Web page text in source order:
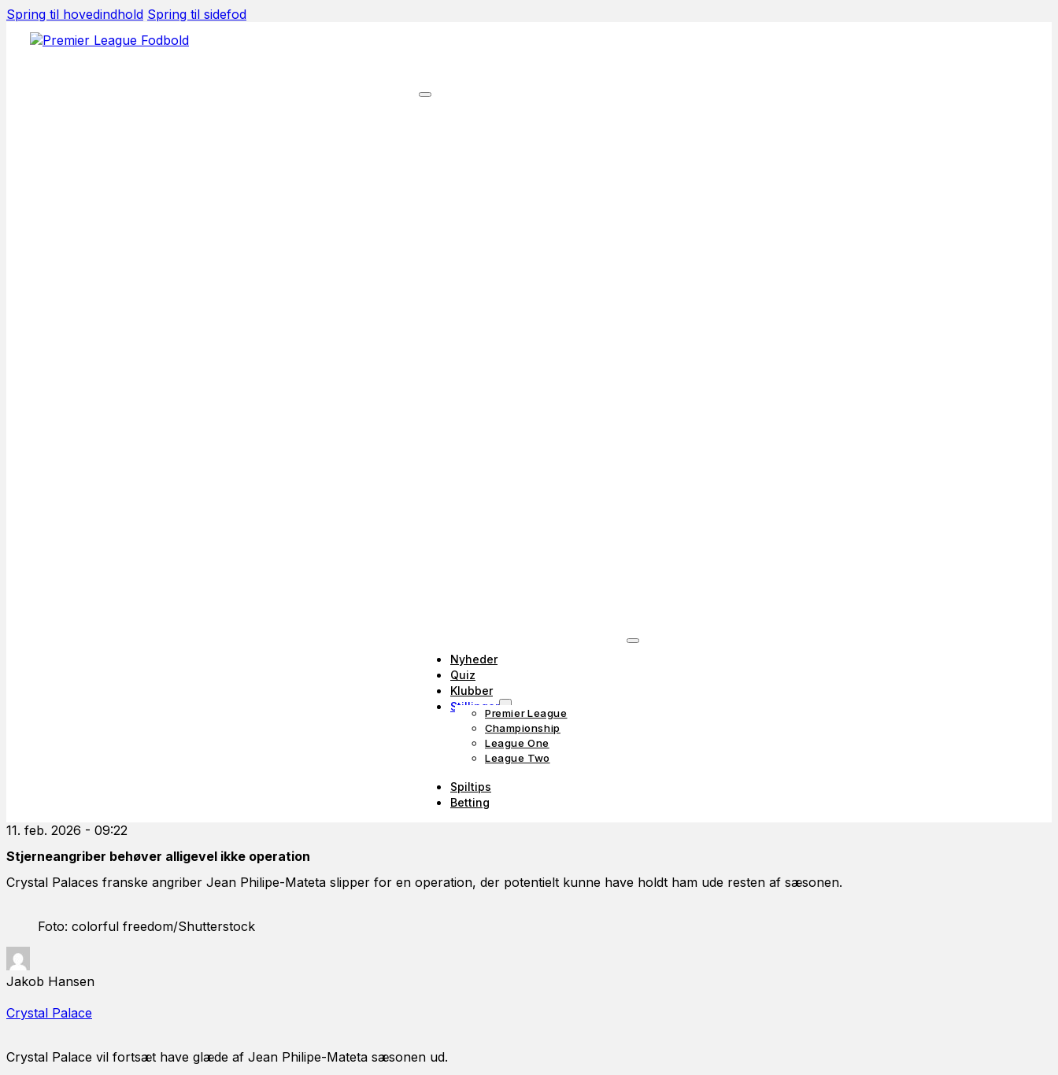
Spring til hovedindhold Spring til sidefod
Nyheder
Quiz
Klubber
StillingerPremier League
Championship
League One
League Two
Spiltips
Betting
11. feb. 2026 - 09:22
Stjerneangriber behøver alligevel ikke operation
Crystal Palaces franske angriber Jean Philipe-Mateta slipper for en operation, der potentielt kunne have holdt ham ude resten af sæsonen.
Foto: colorful freedom/Shutterstock
Jakob Hansen
Crystal Palace
Crystal Palace vil fortsæt have glæde af Jean Philipe-Mateta sæsonen ud.